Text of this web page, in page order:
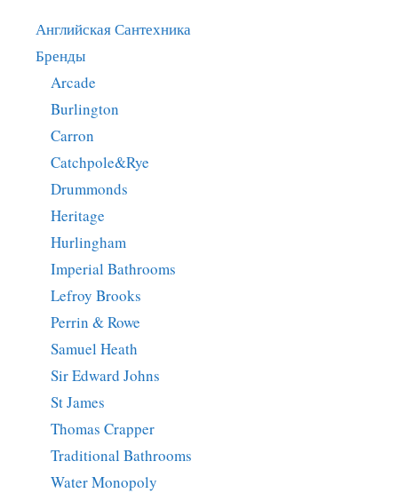
Английская Сантехника
Бренды
Arcade
Burlington
Carron
Catchpole&Rye
Drummonds
Heritage
Hurlingham
Imperial Bathrooms
Lefroy Brooks
Perrin & Rowe
Samuel Heath
Sir Edward Johns
St James
Thomas Crapper
Traditional Bathrooms
Water Monopoly